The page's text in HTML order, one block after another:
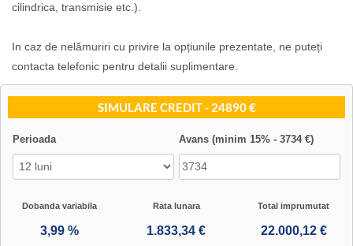
cilindrica, transmisie etc.).
In caz de nelămuriri cu privire la opțiunile prezentate, ne puteți
contacta telefonic pentru detalii suplimentare.
SIMULARE CREDIT - 24890 €
Perioada Avans (minim 15% - 3734 €)
Dobanda variabila Rata lunara Total imprumutat